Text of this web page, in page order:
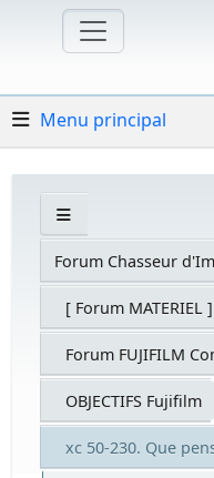
Menu principal
Forum Chasseur
[ Forum MATERIEL ]
Forum FUJIFILM
OBJECTIFS Fujifilm
xc 50-230. Que